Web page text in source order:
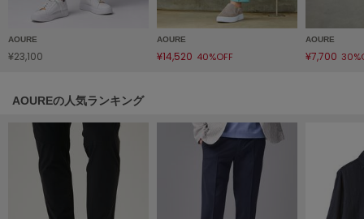
モワージュ
MUCHA
NEW Balance
ニューバランス
AOURE
¥23,100
AOURE
¥14,520 40%OFF
AOURE
¥7,700
AOUREの人気ランキング